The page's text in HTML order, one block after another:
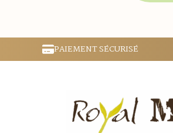
peuvent
êtrePAIEMENT SÉCURISÉ